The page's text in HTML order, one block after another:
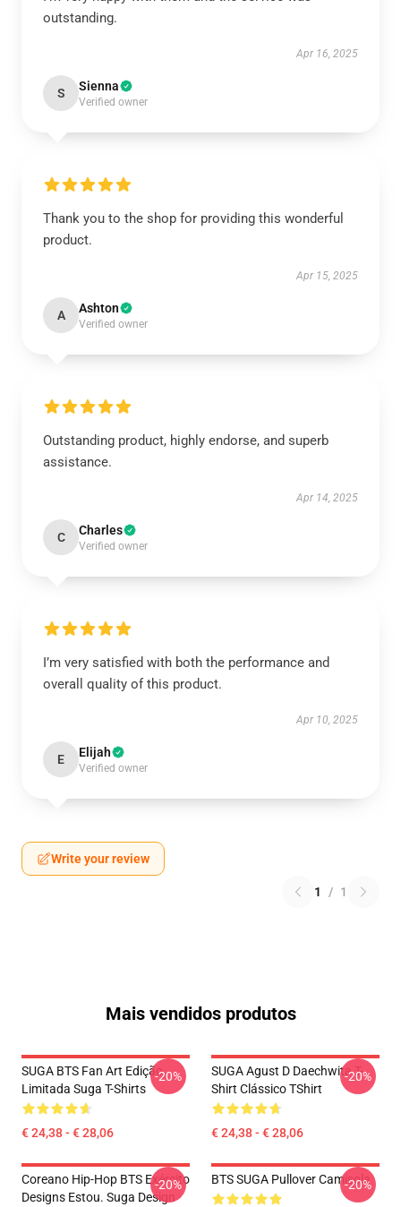
outstanding.
Apr 16, 2025
S Sienna
Verified owner
Thank you to the shop for providing this wonderful
product.
Apr 15, 2025
A Ashton
Verified owner
Outstanding product, highly endorse, and superb
assistance.
Apr 14, 2025
C Charles
Verified owner
I’m very satisfied with both the performance and
overall quality of this product.
Apr 10, 2025
E Elijah
Verified owner
Write your review
1 / 1
Mais vendidos produtos
SUGA BTS Fan Art Edição
Limitada Suga T-Shirts
€ 24,38 - € 28,06
-20%
SUGA Agust D Daechwita T-
Shirt Clássico TShirt
€ 24,38 - € 28,06
-20%
Coreano Hip-Hop BTS Exército
Designs Estou. Suga Design
-20% BTS SUGA Pullover Camisola
-20%